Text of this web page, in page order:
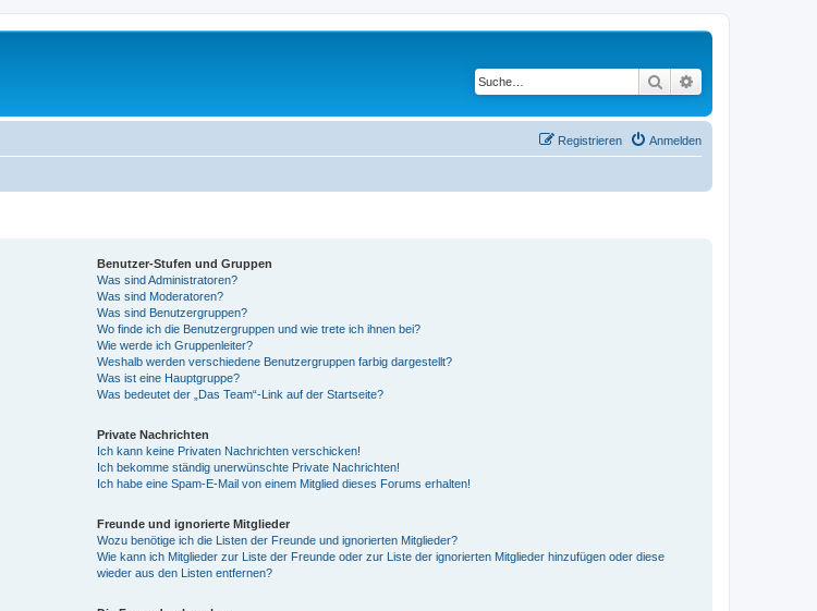
Suche
Anmelden
Registrieren
Benutzer-Stufen und Gruppen
Was sind Administratoren?
Was sind Moderatoren?
Was sind Benutzergruppen?
Wo finde ich die Benutzergruppen und wie trete ich ihnen bei?
Wie werde ich Gruppenleiter?
Weshalb werden verschiedene Benutzergruppen farbig dargestellt?
Was ist eine Hauptgruppe?
Was bedeutet der „Das Team“-Link auf der Startseite?
Private Nachrichten
Ich kann keine Privaten Nachrichten verschicken!
Ich bekomme ständig unerwünschte Private Nachrichten!
Ich habe eine Spam-E-Mail von einem Mitglied dieses Forums erhalten!
Freunde und ignorierte Mitglieder
Wozu benötige ich die Listen der Freunde und ignorierten Mitglieder?
Wie kann ich Mitglieder zur Liste der Freunde oder zur Liste der ignorierten Mitglieder hinzufügen oder diese
wieder aus den Listen entfernen?